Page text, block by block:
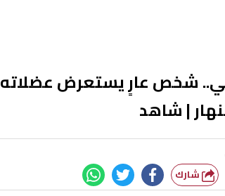
شخص عارٍ يستعرض عضلاته
| شاهد